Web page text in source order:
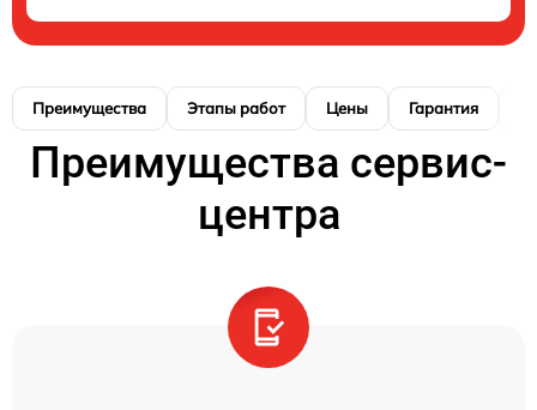
Преимущества Этапы работ Цены Гарантия
Преимущества сервис-
центра